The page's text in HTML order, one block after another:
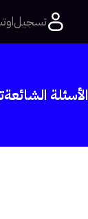
تسجيلاو
الأسئلة الشائعة